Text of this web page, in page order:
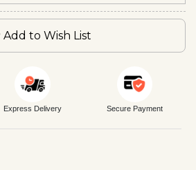
Add to Wish List
Express Delivery Secure Payment